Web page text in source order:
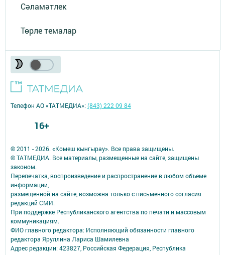
Сәламәтлек
Төрле темалар
© 2011 - 2026. «Комеш кынгырау». Все права защищены.
© ТАТМЕДИА. Все материалы, размещенные на сайте, защищены
законом.
Перепечатка, воспроизведение и распространение в любом объеме
информации,
размещенной на сайте, возможна только с письменного согласия
редакций СМИ.
При поддержке Республиканского агентства по печати и массовым
коммуникациям.
ФИО главного редактора: Исполняющий обязанности главного
редактора Яруллина Лариса Шамилевна
Адрес редакции: 423827, Российская Федерация, Республика
Телефон АО «ТАТМЕДИА»:(843) 222 09 84
16+